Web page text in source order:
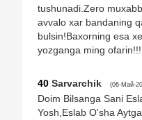
tushunadi.Zero
avvalo xar bandaning
bulsin!Baxorning esa
yozganga ming ofarin!!!
40 Sarvarchik (06-Май-
Doim Bilsanga Sani
Yosh,Eslab O'sha